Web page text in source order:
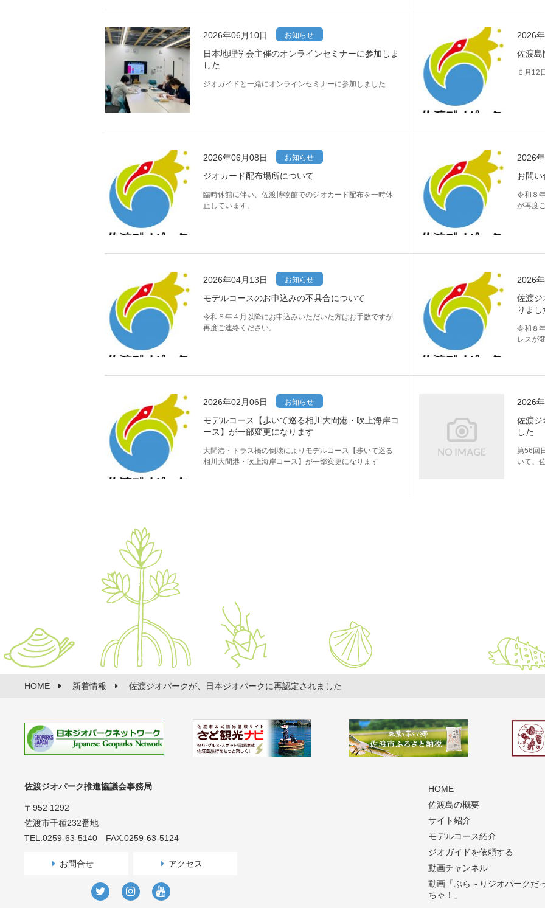
2026年06月10日 お知らせ
日本地理学会主催のオンラインセミナーに参加しま
した
ジオガイドと一緒にオンラインセミナーに参加しました
2026
佐渡島
６月12
2026年06月08日 お知らせ
ジオカード配布場所について
臨時休館に伴い、佐渡博物館でのジオカード配布を一時休
止しています。
2026
お問い
令和８
が再度
2026年04月13日 お知らせ
モデルコースのお申込みの不具合について
令和８年４月以降にお申込みいただいた方はお手数ですが
再度ご連絡ください。
2026
佐渡ジ
りまし
令和８
レスが
2026年02月06日 お知らせ
モデルコース【歩いて巡る相川大間港・吹上海岸コ
ース】が一部変更になります
大間港・トラス橋の倒壊によりモデルコース【歩いて巡る
相川大間港・吹上海岸コース】が一部変更になります
2026
佐渡ジ
した
第56回
いて、
HOME 新着情報 佐渡ジオパークが、日本ジオパークに再認定されました
佐渡ジオパーク推進協議会事務局
〒952 1292
佐渡市千種232番地
TEL.0259-63-5140 FAX.0259-63-5124
お問合せ アクセス
HOME
佐渡島の概要
サイト紹介
モデルコース紹介
ジオガイドを依頼する
動画チャンネル
動画「ぶら～りジオパークだ
ちゃ！」